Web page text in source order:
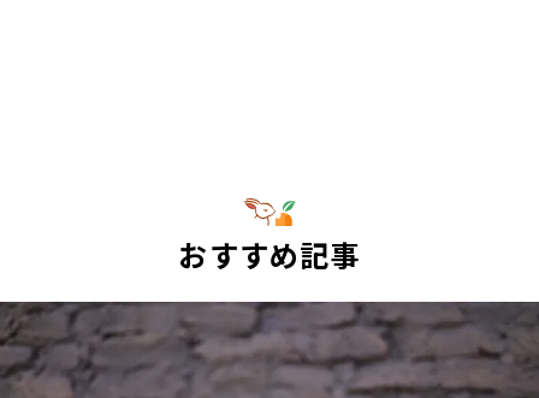
おすすめ記事